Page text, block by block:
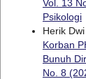
Vol. 13
Psikologi
Herik
Korban
Bunuh
No. 8